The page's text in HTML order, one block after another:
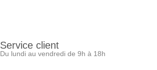
Service client
Du lundi au vendredi de 9h à 18h